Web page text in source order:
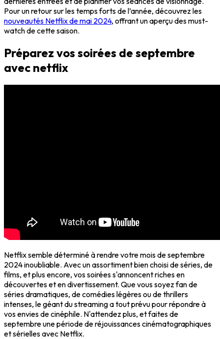
Pour un retour sur les temps forts de l’année, découvrez les
nouveautés Netflix de mai 2024, offrant un aperçu des must-
watch de cette saison.
Préparez vos soirées de septembre
avec netflix
Netflix semble déterminé à rendre votre mois de septembre
2024 inoubliable. Avec un assortiment bien choisi de séries, de
films, et plus encore, vos soirées s'annoncent riches en
découvertes et en divertissement. Que vous soyez fan de
séries dramatiques, de comédies légères ou de thrillers
intenses, le géant du streaming a tout prévu pour répondre à
vos envies de cinéphile. N'attendez plus, et faites de
septembre une période de réjouissances cinématographiques
et sérielles avec Netflix.